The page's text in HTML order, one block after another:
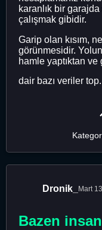
karanlık bir
çalışmak gibidir.
Garip olan kısım,
görünmesidir.
hamle yaptıktan
dair bazı veriler
Dronik_ Mart
Bazen